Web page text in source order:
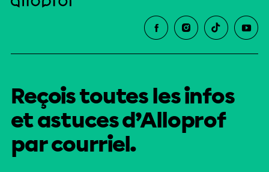
Reçois toutes les infos
et astuces d’Alloprof
par courriel.